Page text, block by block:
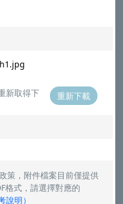
新取得下
重新下載
策，附件檔案目前僅提供
格式，請選擇對應的
說明）